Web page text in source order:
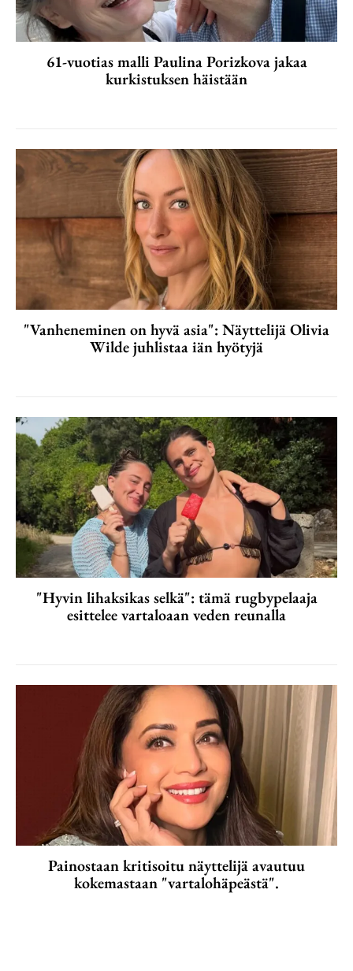
61-vuotias malli Paulina Porizkova jakaa
kurkistuksen häistään
"Vanheneminen on hyvä asia": Näyttelijä Olivia
Wilde juhlistaa iän hyötyjä
"Hyvin lihaksikas selkä": tämä rugbypelaaja
esittelee vartaloaan veden reunalla
Painostaan kritisoitu näyttelijä avautuu
kokemastaan "vartalohäpeästä".